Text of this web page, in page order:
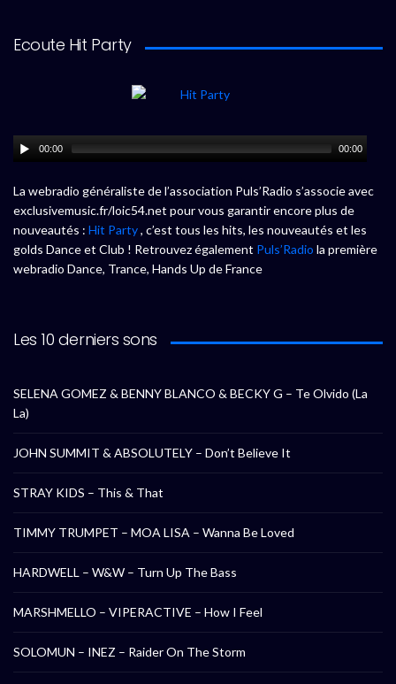
Ecoute Hit Party
00:00 00:00
La webradio généraliste de l’association Puls’Radio s’associe avec
exclusivemusic.fr/loic54.net pour vous garantir encore plus de
nouveautés : Hit Party, c’est tous les hits, les nouveautés et les
golds Dance et Club ! Retrouvez également Puls’Radio la première
webradio Dance, Trance, Hands Up de France
Les 10 derniers sons
SELENA GOMEZ & BENNY BLANCO & BECKY G – Te Olvido (La
La)
JOHN SUMMIT & ABSOLUTELY – Don’t Believe It
STRAY KIDS – This & That
TIMMY TRUMPET – MOA LISA – Wanna Be Loved
HARDWELL – W&W – Turn Up The Bass
MARSHMELLO – VIPERACTIVE – How I Feel
SOLOMUN – INEZ – Raider On The Storm